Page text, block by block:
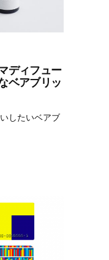
ディフュー
ベアブリッ
したいベアブ